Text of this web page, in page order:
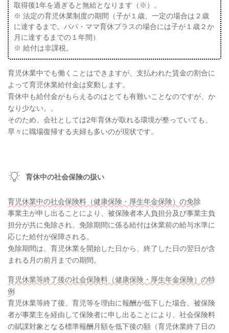
取得後1年を過ぎると無給となります（※）。
※ 法定の育児休業制度の期間（子が１歳、一定の場合は２歳
に達するまで。パパ・ママ育休プラスの場合には子が１歳２か
月に達するまでの１年間）
※ 給付は非課税。
育児休業中でも働くことはできますが、支払われた賃金の割合に
よって育児休業給付金は変動します。
育休中も給付金がもらえるのはとても有難いことなのですが、か
なり少ない。。
そのため、会社としては2年育休が取れる環境が整っていても、
早々に職場復帰する夫婦も多いのが現状です。
育休中の社会保険の扱い
育児休業中の社会保険料（健康保険・厚生年金保険）の免除
事業主が申し出ることにより、被保険者本人負担分及び事業主負
担分が共に免除され、免除期間に係る給付は休業前の給与水準に
応じた給付が保障される。
免除期間は、育児休業を開始した日から、終了した日の翌日が含
まれる月の前月までの期間。
育児休業等終了後の社会保険料（健康保険・厚生年金保険）の特
例
育児休業等終了後、育児等を理由に報酬が低下した場合、被保険
者が事業主を経由して保険者に申し出ることにより、社会保険料
の賦課対象となる標準報酬月額を低下後の額（育児休業終了日の